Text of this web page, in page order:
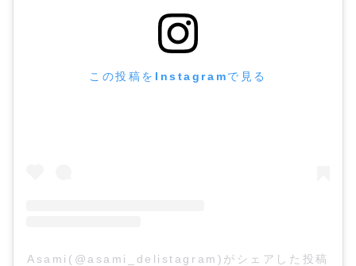
この投稿をInstagramで見る
Asami(@asami_delistagram)がシェアした投稿